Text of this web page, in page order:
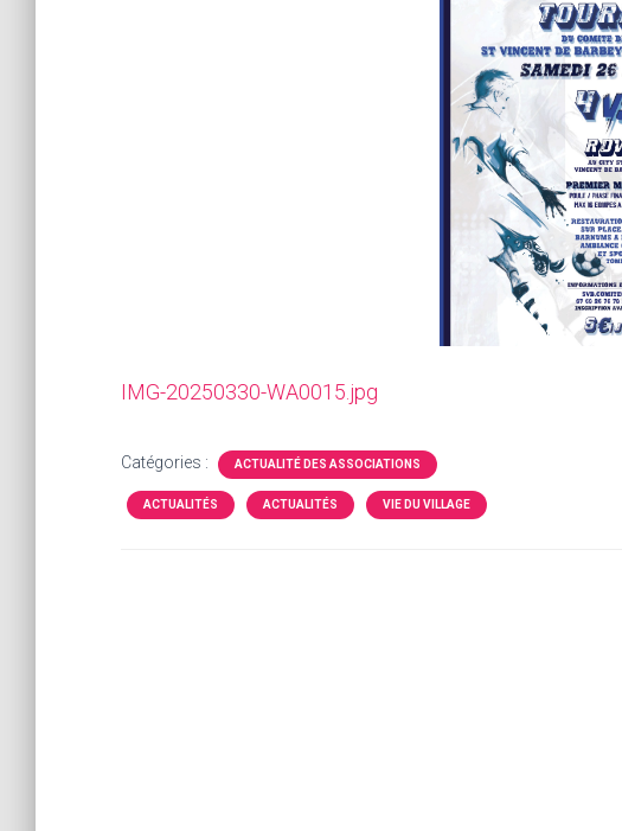
IMG-20250330-WA0015.jpg
Catégories : ACTUALITÉ DES ASSOCIATIONS
ACTUALITÉS ACTUALITÉS VIE DU VILLAGE